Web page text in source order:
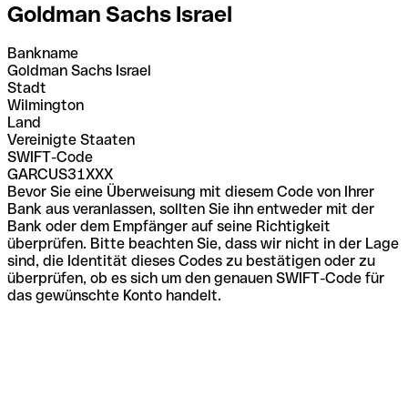
Goldman Sachs Israel
Bankname
Goldman Sachs Israel
Stadt
Wilmington
Land
Vereinigte Staaten
SWIFT-Code
GARCUS31XXX
Bevor Sie eine Überweisung mit diesem Code von Ihrer
Bank aus veranlassen, sollten Sie ihn entweder mit der
Bank oder dem Empfänger auf seine Richtigkeit
überprüfen. Bitte beachten Sie, dass wir nicht in der Lage
sind, die Identität dieses Codes zu bestätigen oder zu
überprüfen, ob es sich um den genauen SWIFT-Code für
das gewünschte Konto handelt.